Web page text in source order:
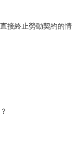
接終止勞動契約的情